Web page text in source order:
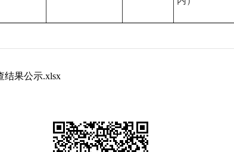
结果公示.xlsx